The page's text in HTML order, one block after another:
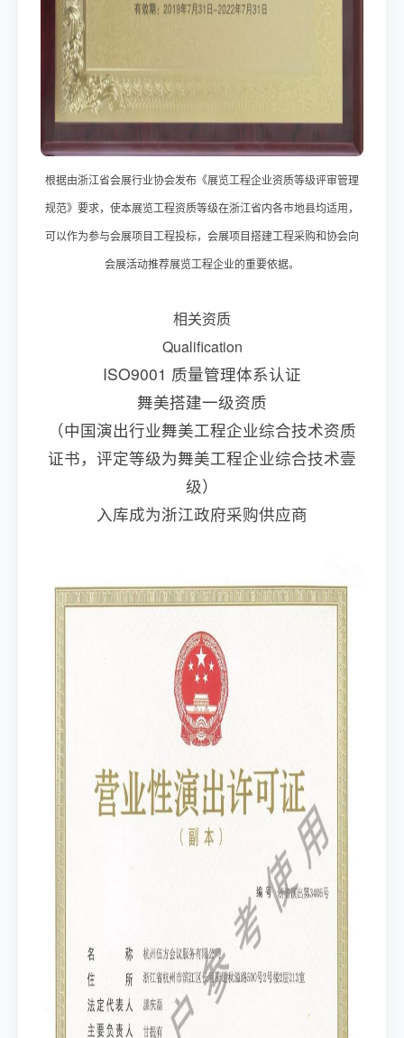
根据由浙江省会展行业协会发布《展览工程企业资质等级评审管理
规范》要求，使本展览工程资质等级在浙江省内各市地县均适用，
可以作为参与会展项目工程投标，会展项目搭建工程采购和协会向
会展活动推荐展览工程企业的重要依据。
相关资质
Qualification
ISO9001 质量管理体系认证
舞美搭建一级资质
（中国演出行业舞美工程企业综合技术资质
证书，评定等级为舞美工程企业综合技术壹
级）
入库成为浙江政府采购供应商